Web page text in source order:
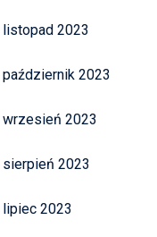
listopad 2023
październik 2023
wrzesień 2023
sierpień 2023
lipiec 2023